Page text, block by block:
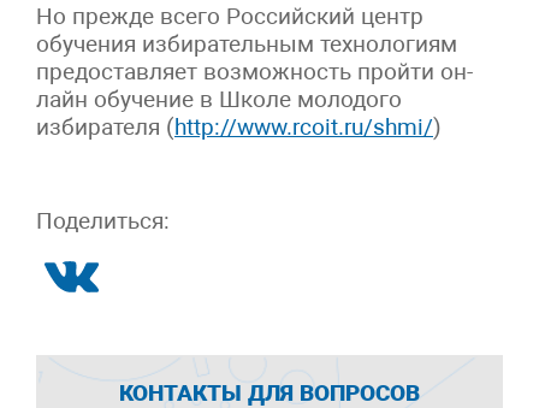
Но прежде всего Российский центр
обучения избирательным технологиям
предоставляет возможность пройти он-
лайн обучение в Школе молодого
избирателя (http://www.rcoit.ru/shmi/)
Поделиться:
КОНТАКТЫ ДЛЯ ВОПРОСОВ